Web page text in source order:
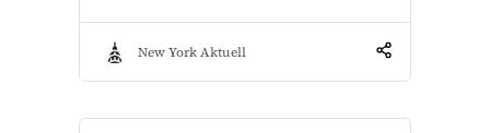
New York Aktuell